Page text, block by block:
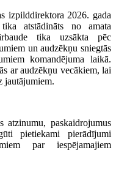
izpilddirektora 2026. gada
atstādināts no amata
tika uzsākta pēc
un audzēkņu sniegtās
komandējuma laikā.
ar audzēkņu vecākiem, lai
jautājumiem.
atzinumu, paskaidrojumus
pietiekami pierādījumi
par iespējamajiem